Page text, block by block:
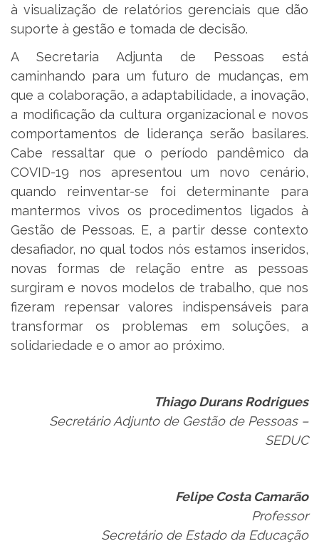
à visualização de relatórios gerenciais que dão
suporte à gestão e tomada de decisão.
A Secretaria Adjunta de Pessoas está
caminhando para um futuro de mudanças, em
que a colaboração, a adaptabilidade, a inovação,
a modificação da cultura organizacional e novos
comportamentos de liderança serão basilares.
Cabe ressaltar que o período pandêmico da
COVID-19 nos apresentou um novo cenário,
quando reinventar-se foi determinante para
mantermos vivos os procedimentos ligados à
Gestão de Pessoas. E, a partir desse contexto
desafiador, no qual todos nós estamos inseridos,
novas formas de relação entre as pessoas
surgiram e novos modelos de trabalho, que nos
fizeram repensar valores indispensáveis para
transformar os problemas em soluções, a
solidariedade e o amor ao próximo.
Thiago Durans Rodrigues
Secretário Adjunto de Gestão de Pessoas –
SEDUC
Felipe Costa Camarão
Professor
Secretário de Estado da Educação